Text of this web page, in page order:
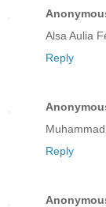
Alsa Aulia
Reply
Reply